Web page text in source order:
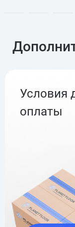
Условия
оплаты